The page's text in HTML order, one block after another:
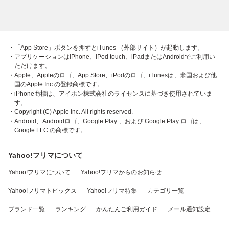
・「App Store」ボタンを押すとiTunes （外部サイト）が起動します。
・アプリケーションはiPhone、iPod touch、iPadまたはAndroidでご利用い
ただけます。
・Apple、Appleのロゴ、App Store、iPodのロゴ、iTunesは、米国および他
国のApple Inc.の登録商標です。
・iPhone商標は、アイホン株式会社のライセンスに基づき使用されていま
す。
・Copyright (C) Apple Inc. All rights reserved.
・Android、Androidロゴ、Google Play 、および Google Play ロゴは、
Google LLC の商標です。
Yahoo!フリマについて
Yahoo!フリマについて Yahoo!フリマからのお知らせ
Yahoo!フリマトピックス Yahoo!フリマ特集 カテゴリ一覧
ブランド一覧 ランキング かんたんご利用ガイド メール通知設定